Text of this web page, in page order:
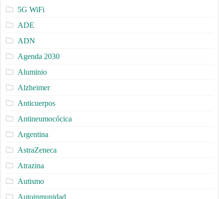
5G WiFi
ADE
ADN
Agenda 2030
Aluminio
Alzheimer
Anticuerpos
Antineumocócica
Argentina
AstraZeneca
Atrazina
Autismo
Autoinmunidad